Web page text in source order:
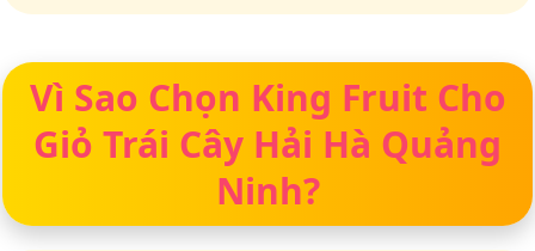
Vì Sao Chọn King Fruit Cho
Giỏ Trái Cây Hải Hà Quảng
Ninh?